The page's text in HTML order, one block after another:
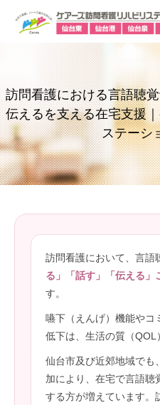
訪問看護における言語聴
伝えるを支える在宅支援
ステーシ
訪問看護において、言語
る」「話す」「伝える」
す。
嚥下（えんげ）機能やコ
低下は、生活の質（QOL
仙台市及び近郊地域でも
加により、在宅で言語聴
する方が増えています。